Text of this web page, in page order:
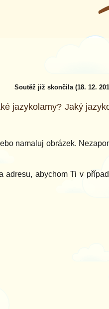
Soutěž již skončila (18. 12.
jazykolamy? Jaký
namaluj obrázek.
adresu, abychom Ti v